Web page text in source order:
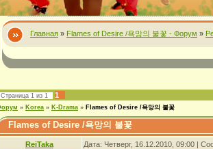
Главная » Flames of Desire /욕망의 불꽃 - Форум »
Страница 1 из 1 1
» Korea » K-Drama » Flames of Desire /욕망의 불꽃
Flames of Desire /욕망의 불꽃
ReiTaka Дата: Четверг, 16.12.2010, 09:00 |